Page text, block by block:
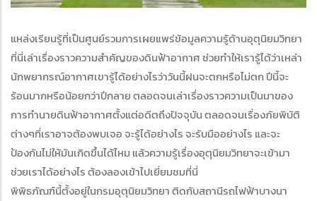
แหล่งเรียนรู้ที่เป็นศูนย์รวมการเผยแพร่ข้อมูลความรู้ด้านอุตุนิยมวิทยา
ที่นี่เล่าเรื่องราวความสำคัญของดินฟ้าอากาศ ช่วยทำให้เรารู้ได้ว่าเหล่า
นักพยากรณ์อากาศเขารู้ได้อย่างไรว่าวันนี้ฝนจะตกหรือไม่ตก ปีนี้จะ
ร้อนมากหรือน้อยกว่าปีกลาย ตลอดจนเล่าเรื่องราวความเป็นมาของ
การทำนายดินฟ้าอากาศตั้งแต่อดีตถึงปัจจุบัน ตลอดจนเรื่องภัยพิบัติ
ต่างๆที่เราอาจต้องพบเจอ จะรู้ได้อย่างไร จะรับมืออย่างไร และจะ
ป้องกันไม่ให้มันเกิดขึ้นได้ไหม แล้วความรู้เรื่องอุตุนิยมวิทยาจะเข้ามา
ช่วยเราได้อย่างไร ต้องลองเข้าไปเยี่ยมชมที่นี่
พิพิธภัณฑ์นี้ตั้งอยู่ในกรมอุตุนิยมวิทยา ติดกับสถานีรถไฟฟ้าบางนา